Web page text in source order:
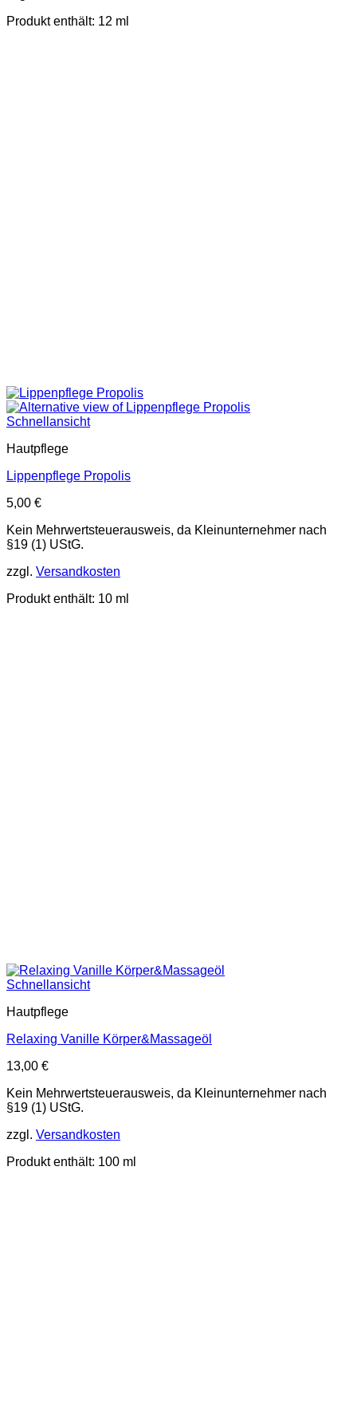
Produkt enthält: 12 ml
Schnellansicht
Hautpflege
Lippenpflege Propolis
5,00 €
Kein Mehrwertsteuerausweis, da Kleinunternehmer nach
§19 (1) UStG.
zzgl. Versandkosten
Produkt enthält: 10 ml
Schnellansicht
Hautpflege
Relaxing Vanille Körper&Massageöl
13,00 €
Kein Mehrwertsteuerausweis, da Kleinunternehmer nach
§19 (1) UStG.
zzgl. Versandkosten
Produkt enthält: 100 ml